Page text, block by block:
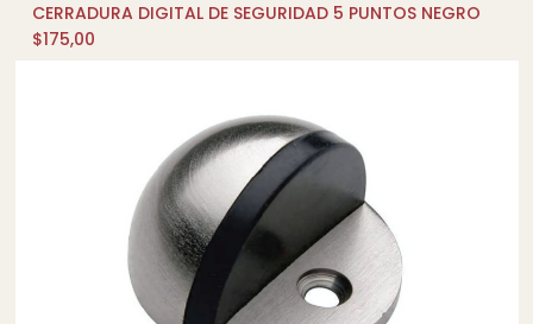
AÑADIR AL CARRITO
CERRADURA DIGITAL DE SEGURIDAD 5 PUNTOS NEGRO
$175,00